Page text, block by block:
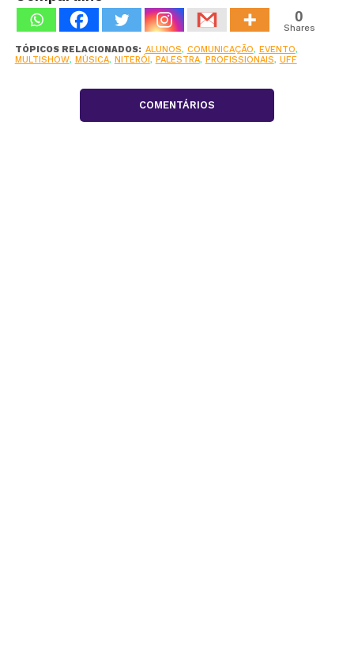
0
Shares
TÓPICOS RELACIONADOS: ALUNOS, COMUNICAÇÃO, EVENTO,
MULTISHOW, MÚSICA, NITERÓI, PALESTRA, PROFISSIONAIS, UFF
COMENTÁRIOS